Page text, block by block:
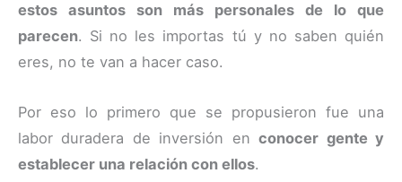
estos asuntos son más personales de lo que
parecen. Si no les importas tú y no saben quién
eres, no te van a hacer caso.
Por eso lo primero que se propusieron fue una
labor duradera de inversión enconocer gente y
establecer una relación con ellos.